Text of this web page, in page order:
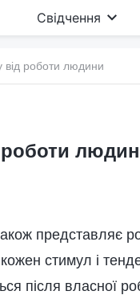
Свідчення
від роботи людини
роботи
представляє
стимул і
після власної